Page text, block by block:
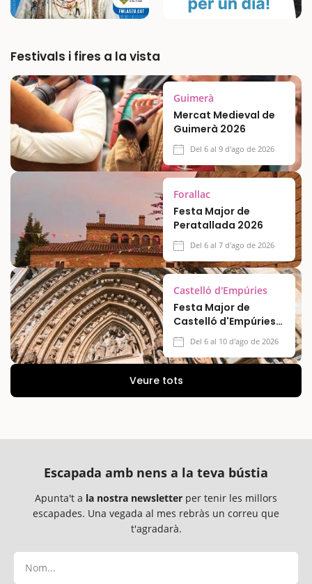
Festivals i fires a la vista
Guimerà
Mercat Medieval de
Guimerà 2026
Del 6 al 9 d'ago de 2026
Forallac
Festa Major de
Peratallada 2026
Del 6 al 7 d'ago de 2026
Castelló d'Empúries
Festa Major de
Castelló d'Empúries
2026Del 6 al 10 d'ago de 2026
Veure tots
Escapada amb nens a la teva bústia
Apunta't a la nostra newsletter per tenir les millors
escapades. Una vegada al mes rebràs un correu que
t'agradarà.